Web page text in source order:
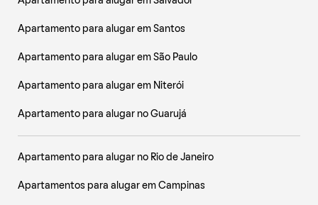
Apartamento para alugar em Santos
Apartamento para alugar em São Paulo
Apartamento para alugar em Niterói
Apartamento para alugar no Guarujá
Apartamento para alugar no Rio de Janeiro
Apartamentos para alugar em Campinas